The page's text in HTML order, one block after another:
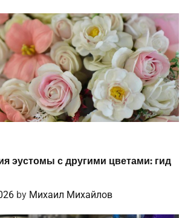
эустомы с другими цветами: гид
by Михаил Михайлов